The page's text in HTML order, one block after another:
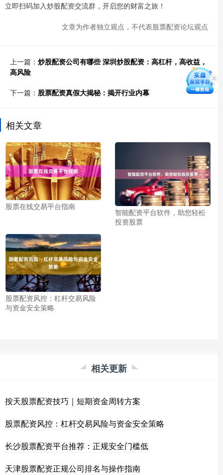
立即扫码加入炒股配资交流群，开启您的财富之旅！
文章为作者独立观点，不代表股票配资论坛观点
上一篇： 炒股配资公司有哪些 深圳炒股配资：高杠杆，高收益，
高风险
下一篇： 股票配资真假大揭秘：揭开行业内幕
相关文章
股票在线交易平台指南
智能配资平台软件，助您轻松
投资股票
股票配资风控：杠杆交易风险
与资金安全策略
相关更新
按天股票配资技巧｜短期资金周转方案
股票配资风控：杠杆交易风险与资金安全策略
长沙股票配资平台推荐：正规安全门槛低
天津股票配资正规公司排名与操作指南